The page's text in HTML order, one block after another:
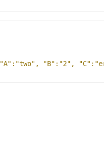
"A" : "two" , "B" : "2" , "C" :